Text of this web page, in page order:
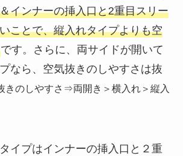
インナーの挿入口と2重目スリー
ことで、縦入れタイプよりも空
です。さらに、両サイドが開いて
なら、空気抜きのしやすさは抜
きのしやすさ⇒両開き＞横入れ＞縦入
イプはインナーの挿入口と２重